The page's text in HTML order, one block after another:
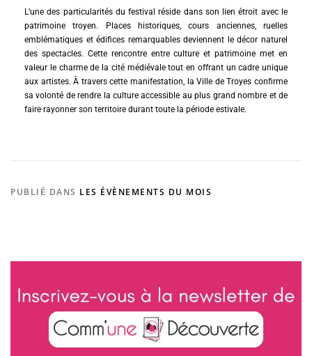
L’une des particularités du festival réside dans son lien étroit avec le
patrimoine troyen. Places historiques, cours anciennes, ruelles
emblématiques et édifices remarquables deviennent le décor naturel
des spectacles. Cette rencontre entre culture et patrimoine met en
valeur le charme de la cité médiévale tout en offrant un cadre unique
aux artistes. À travers cette manifestation, la Ville de Troyes confirme
sa volonté de rendre la culture accessible au plus grand nombre et de
faire rayonner son territoire durant toute la période estivale.
PUBLIÉ DANS LES ÉVÈNEMENTS DU MOIS